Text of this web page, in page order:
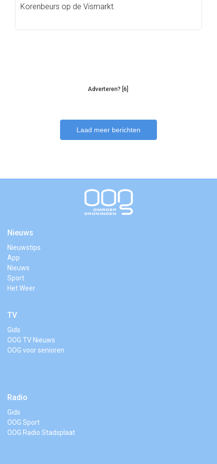
Korenbeurs op de Vismarkt.
Adverteren? [6]
Laad meer berichten
Nieuws
Nieuwstips
App
Nieuws
Sport
Het Weer
TV
Gids
OOG TV Nieuws
OOG voor senioren
Radio
Gids
OOG Sport
OOG Radio Stadsplaat